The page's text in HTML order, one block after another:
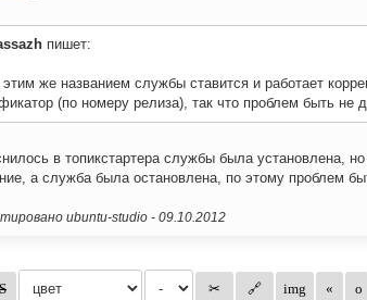
пишет:
же названием службы ставится и работает
(по номеру релиза), так что проблем быть не
в топикстартера службы была установлена,
а служба была остановлена, по этому проблем
ubuntu-studio - 09.10.2012